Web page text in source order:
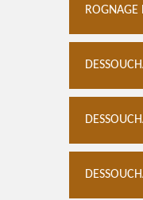
ROGNAGE